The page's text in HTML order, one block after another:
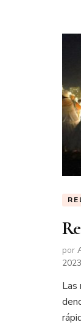
por
2023
Las